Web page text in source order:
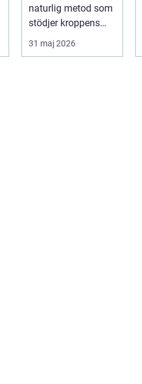
naturlig metod som
stödjer kroppens
läkningsförmåga. I
31 maj 2026